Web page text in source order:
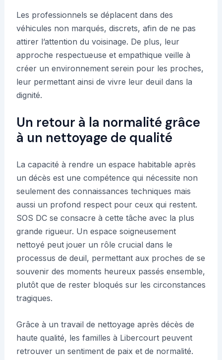
Les professionnels se déplacent dans des
véhicules non marqués, discrets, afin de ne pas
attirer l’attention du voisinage. De plus, leur
approche respectueuse et empathique veille à
créer un environnement serein pour les proches,
leur permettant ainsi de vivre leur deuil dans la
dignité.
Un retour à la normalité grâce
à un nettoyage de qualité
La capacité à rendre un espace habitable après
un décès est une compétence qui nécessite non
seulement des connaissances techniques mais
aussi un profond respect pour ceux qui restent.
SOS DC se consacre à cette tâche avec la plus
grande rigueur. Un espace soigneusement
nettoyé peut jouer un rôle crucial dans le
processus de deuil, permettant aux proches de se
souvenir des moments heureux passés ensemble,
plutôt que de rester bloqués sur les circonstances
tragiques.
Grâce à un travail de nettoyage après décès de
haute qualité, les familles à Libercourt peuvent
retrouver un sentiment de paix et de normalité.